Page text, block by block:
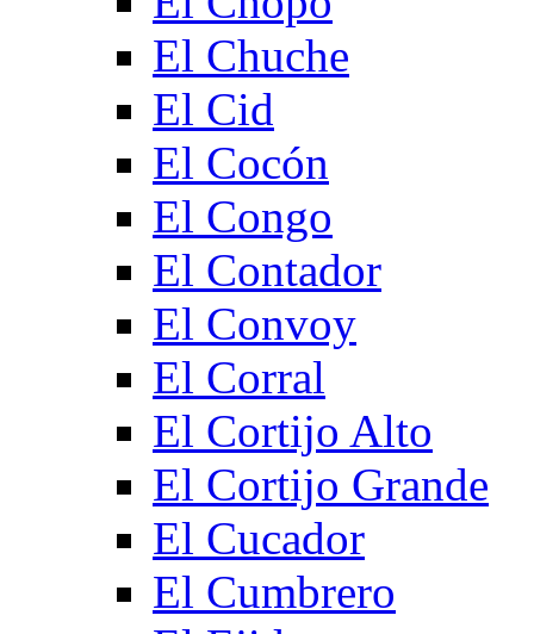
El Chuche
El Cid
El Cocón
El Congo
El Contador
El Convoy
El Corral
El Cortijo Alto
El Cortijo Grande
El Cucador
El Cumbrero